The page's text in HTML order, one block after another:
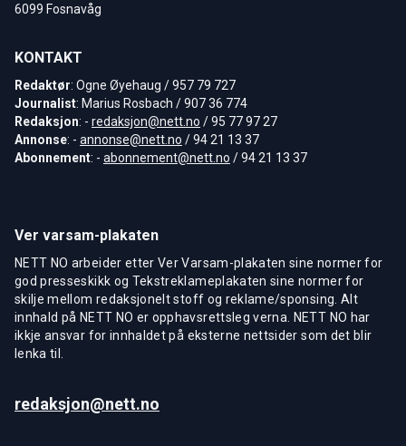
6099 Fosnavåg
KONTAKT
Redaktør: Ogne Øyehaug / 957 79 727
Journalist: Marius Rosbach / 907 36 774
Redaksjon: - redaksjon@nett.no / 95 77 97 27
Annonse: - annonse@nett.no / 94 21 13 37
Abonnement: - abonnement@nett.no / 94 21 13 37
Ver varsam-plakaten
NETT NO arbeider etter Ver Varsam-plakaten sine normer for
god presseskikk og Tekstreklameplakaten sine normer for
skilje mellom redaksjonelt stoff og reklame/sponsing. Alt
innhald på NETT NO er opphavsrettsleg verna. NETT NO har
ikkje ansvar for innhaldet på eksterne nettsider som det blir
lenka til.
redaksjon@nett.no